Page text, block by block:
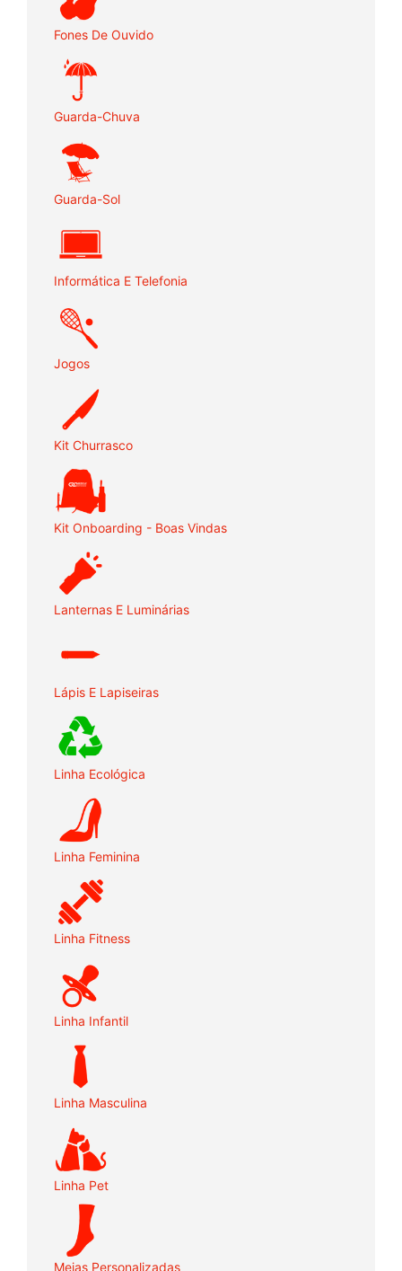
Fones De Ouvido
Guarda-Chuva
Guarda-Sol
Informática E Telefonia
Jogos
Kit Churrasco
Kit Onboarding - Boas Vindas
Lanternas E Luminárias
Lápis E Lapiseiras
Linha Ecológica
Linha Feminina
Linha Fitness
Linha Infantil
Linha Masculina
Linha Pet
Meias Personalizadas